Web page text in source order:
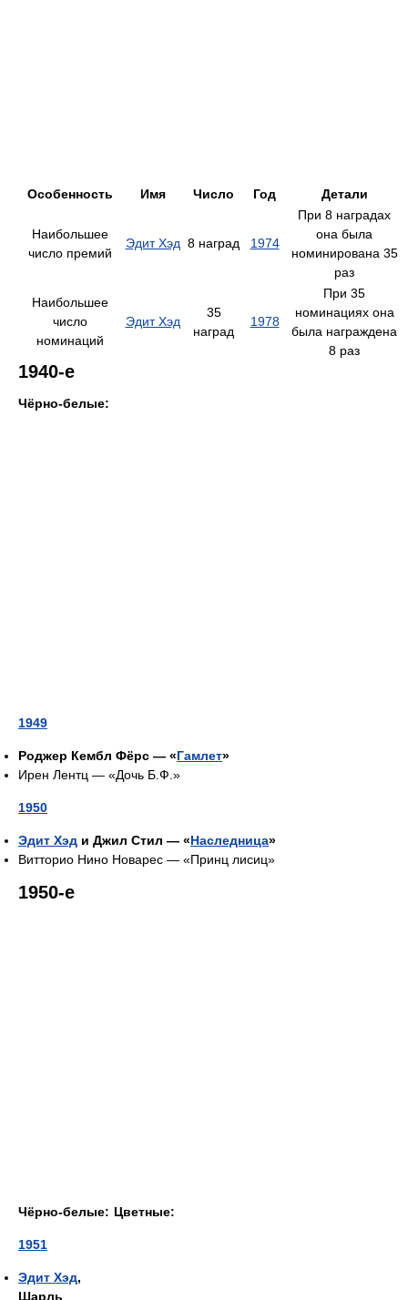
Особенность Имя Число Год Детали
Наибольшее
число премий
Эдит Хэд 8 наград 1974
При 8 наградах
она была
номинирована 35
раз
Наибольшее
число
номинаций
Эдит Хэд
35
наград
1978
При 35
номинациях она
была награждена
8 раз
1940-е
Чёрно-белые:
1949
Роджер Кембл Фёрс — «Гамлет»
Ирен Лентц — «Дочь Б.Ф.»
1950
Эдит Хэд и Джил Стил — «Наследница»
Витторио Нино Новарес — «Принц лисиц»
1950-е
Чёрно-белые:
1951
Эдит Хэд,
Шарль
Цветные: